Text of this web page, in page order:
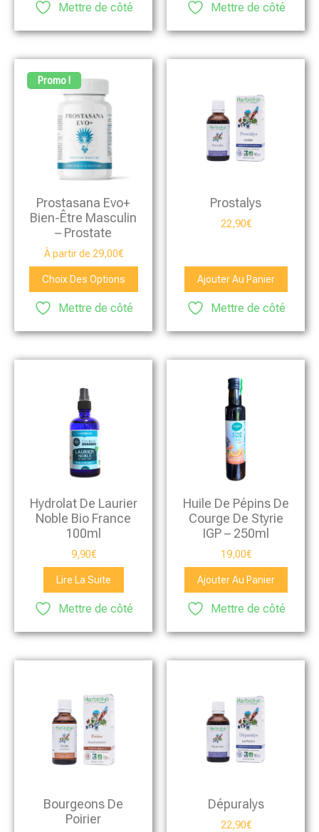
Mettre de côté Mettre de côté
Promo !
Prostasana Evo+
Bien-Être Masculin
– Prostate
À partir de 29,00€
Choix Des Options
Mettre de côté
Prostalys
22,90€
Ajouter Au Panier
Mettre de côté
Hydrolat De Laurier
Noble Bio France
100ml
9,90€
Lire La Suite
Mettre de côté
Huile De Pépins De
Courge De Styrie
IGP – 250ml
19,00€
Ajouter Au Panier
Mettre de côté
Bourgeons De
Poirier
Dépuralys
22,90€